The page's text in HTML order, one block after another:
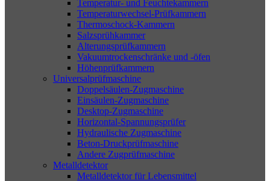
Temperatur- und Feuchtekammern
Temperaturwechsel-Prüfkammern
Thermoschock-Kammern
Salzsprühkammer
Alterungsprüfkammern
Vakuumtrockenschränke und -öfen
Höhenprüfkammern
Universalprüfmaschine
Doppelsäulen-Zugmaschine
Einsäulen-Zugmaschine
Desktop-Zugmaschine
Horizontal-Spannungsprüfer
Hydraulische Zugmaschine
Beton-Druckprüfmaschine
Andere Zugprüfmaschine
Metalldetektor
Metalldetektor für Lebensmittel